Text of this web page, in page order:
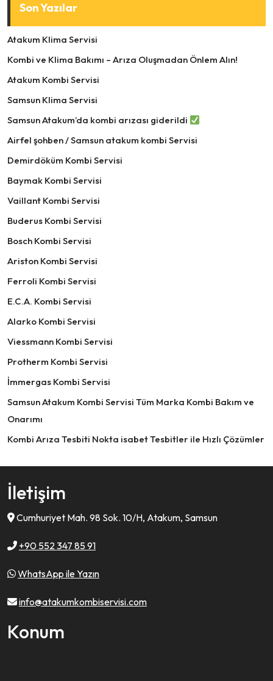
Son Yazılar
Atakum Klima Servisi
Kombi ve Klima Bakımı – Arıza Oluşmadan Önlem Alın!
Atakum Kombi Servisi
Samsun Klima Servisi
Samsun Atakum’da kombi arızası giderildi
Airfel şohben / Samsun atakum kombi Servisi
Demirdöküm Kombi Servisi
Baymak Kombi Servisi
Vaillant Kombi Servisi
Buderus Kombi Servisi
Bosch Kombi Servisi
Ariston Kombi Servisi
Ferroli Kombi Servisi
E.C.A. Kombi Servisi
Alarko Kombi Servisi
Viessmann Kombi Servisi
Protherm Kombi Servisi
İmmergas Kombi Servisi
Samsun Atakum Kombi Servisi Tüm Marka Kombi Bakım ve
Onarımı
Kombi Arıza Tesbiti Nokta isabet Tesbitler ile Hızlı Çözümler
İletişim
Cumhuriyet Mah. 98 Sok. 10/H, Atakum, Samsun
+90 552 347 85 91
WhatsApp ile Yazın
info@atakumkombiservisi.com
Konum